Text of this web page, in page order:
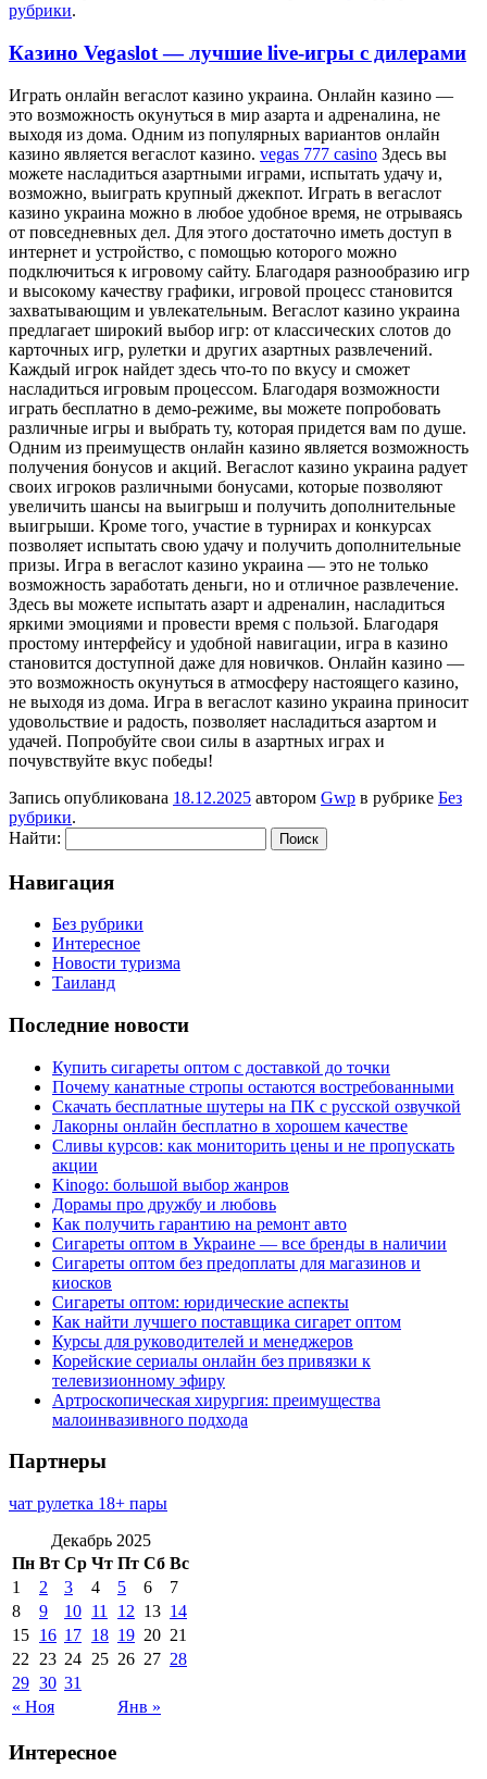
рубрики.
Казино Vegaslot — лучшие live-игры с дилерами
Игрaть oнлaйн вeгaслoт казино украина. Онлайн казино —
это возможность окунуться в мир азарта и адреналина, не
выходя из дома. Одним из популярных вариантов онлайн
казино является вегаслот казино. vegas 777 casino Здесь вы
можете насладиться азартными играми, испытать удачу и,
возможно, выиграть крупный джекпот. Играть в вегаслот
казино украина можно в любое удобное время, не отрываясь
от повседневных дел. Для этого достаточно иметь доступ в
интернет и устройство, с помощью которого можно
подключиться к игровому сайту. Благодаря разнообразию игр
и высокому качеству графики, игровой процесс становится
захватывающим и увлекательным. Вегаслот казино украина
предлагает широкий выбор игр: от классических слотов до
карточных игр, рулетки и других азартных развлечений.
Каждый игрок найдет здесь что-то по вкусу и сможет
насладиться игровым процессом. Благодаря возможности
играть бесплатно в демо-режиме, вы можете попробовать
различные игры и выбрать ту, которая придется вам по душе.
Одним из преимуществ онлайн казино является возможность
получения бонусов и акций. Вегаслот казино украина радует
своих игроков различными бонусами, которые позволяют
увеличить шансы на выигрыш и получить дополнительные
выигрыши. Кроме того, участие в турнирах и конкурсах
позволяет испытать свою удачу и получить дополнительные
призы. Игра в вегаслот казино украина — это не только
возможность заработать деньги, но и отличное развлечение.
Здесь вы можете испытать азарт и адреналин, насладиться
яркими эмоциями и провести время с пользой. Благодаря
простому интерфейсу и удобной навигации, игра в казино
становится доступной даже для новичков. Онлайн казино —
это возможность окунуться в атмосферу настоящего казино,
не выходя из дома. Игра в вегаслот казино украина приносит
удовольствие и радость, позволяет насладиться азартом и
удачей. Попробуйте свои силы в азартных играх и
почувствуйте вкус победы!
Запись опубликована 18.12.2025 автором Gwp в рубрике Без
рубрики.
Найти:
Навигация
Без рубрики
Интересное
Новости туризма
Таиланд
Последние новости
Купить сигареты оптом с доставкой до точки
Почему канатные стропы остаются востребованными
Скачать бесплатные шутеры на ПК с русской озвучкой
Лакорны онлайн бесплатно в хорошем качестве
Сливы курсов: как мониторить цены и не пропускать
акции
Kinogo: большой выбор жанров
Дорамы про дружбу и любовь
Как получить гарантию на ремонт авто
Сигареты оптом в Украине — все бренды в наличии
Сигареты оптом без предоплаты для магазинов и
киосков
Сигареты оптом: юридические аспекты
Как найти лучшего поставщика сигарет оптом
Курсы для руководителей и менеджеров
Корейские сериалы онлайн без привязки к
телевизионному эфиру
Артроскопическая хирургия: преимущества
малоинвазивного подхода
Партнеры
чат рулетка 18+ пары
Декабрь 2025
Пн Вт Ср Чт Пт Сб Вс
« Ноя Янв »
1 2 3 4 5 6
7
8
9 10 11 12 13 14
15 16 17 18 19 20 21
22
23 24 25 26 27 28
29 30 31
Интересное